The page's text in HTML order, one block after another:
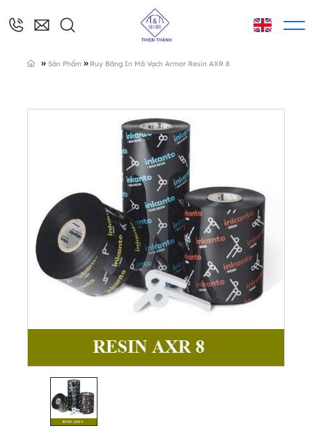
» Sản Phẩm » Ruy Băng In Mã Vạch Armor Resin AXR 8